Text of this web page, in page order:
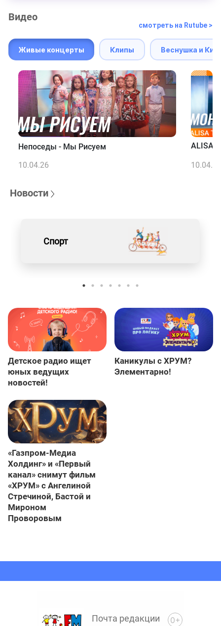
Видео
смотреть на Rutube >
Живые концерты Клипы Веснушка и
Непоседы - Мы Рисуем
10.04.26
ALISA
10.04.26
Новости
Спорт
Детское радио ищет
юных ведущих
новостей!
Каникулы с ХРУМ?
Элементарно!
«Газпром-Медиа
Холдинг» и «Первый
канал» снимут фильм
«ХРУМ» с Ангелиной
Стречиной, Бастой и
Мироном
Проворовым
Почта редакции 0+